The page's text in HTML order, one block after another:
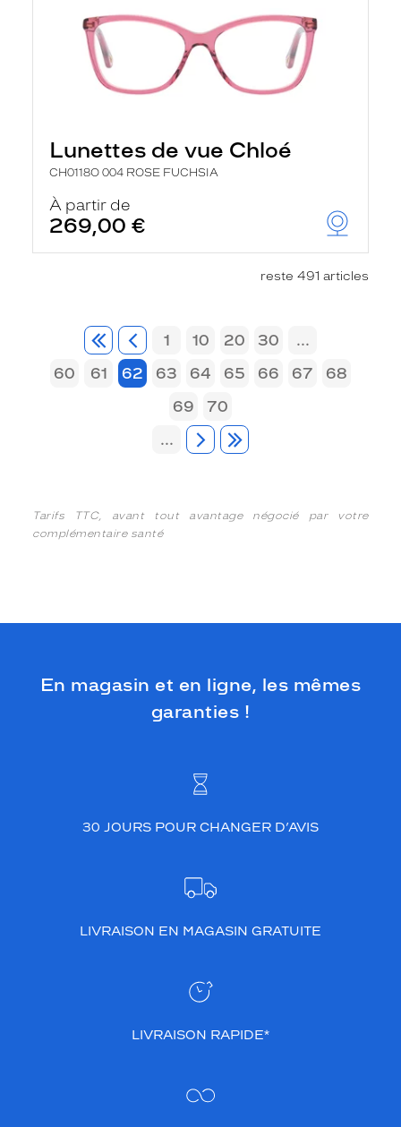
Lunettes de vue Chloé
CH0118O 004 ROSE FUCHSIA
À partir de
269,00 €
reste 491 articles
1 10 20 30
...
60
61 62 63 64 65 66 67
68
69
70
...
Tarifs TTC, avant tout avantage négocié par votre
complémentaire santé
En magasin et en ligne, les mêmes
garanties !
30 JOURS POUR CHANGER D’AVIS
LIVRAISON EN MAGASIN GRATUITE
LIVRAISON RAPIDE*